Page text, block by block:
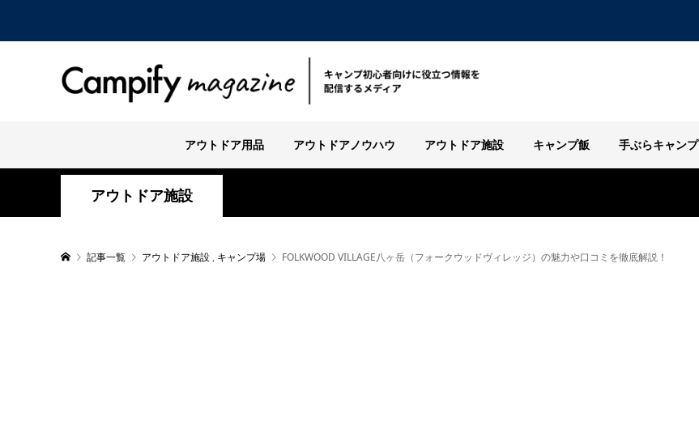
アウトドア用品 アウトドアノウハウ アウトドア施設 キャンプ飯 手ぶらキャンプ
アウトドア施設
記事一覧 アウトドア施設 , キャンプ場 FOLKWOOD VILLAGE八ヶ岳（フォークウッドヴィレッジ）の魅力や口コミを徹底解説！